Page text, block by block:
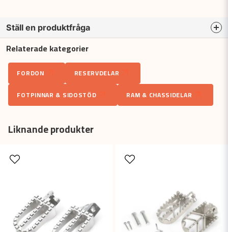
Liknande produkter
Ställ en produktfråga
question
Fråga oss något om denna produkten...
name
Namn
Ja, ni får publicera min fråga
Relaterade kategorier
FORDON
RESERVDELAR
FOTPINNAR & SIDOSTÖD
RAM & CHASSIDELAR